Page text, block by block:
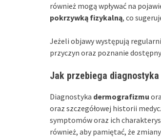
również mogą wpływać na
pokrzywką fizykalną, co
Jeżeli objawy występują
przyczyn oraz poznanie
Jak przebiega
Diagnostyka dermografizmu
oraz szczegółowej historii
symptomów oraz ich
również, aby pamiętać, że